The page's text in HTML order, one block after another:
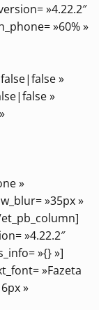
»4.22.2″
»60% »
»
»
»
»35px »
»4.22.2″
»{} »]
»Fazeta
»